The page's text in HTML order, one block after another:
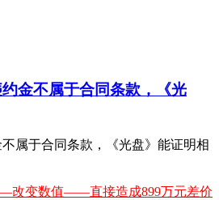
金不属于合同条款，《光
属于合同条款，《光盘》能证明相
改变数值——直接造成899万元差价